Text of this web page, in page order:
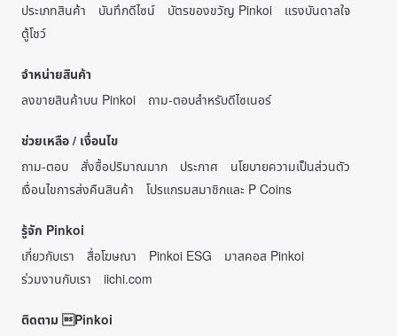
ประเภทสินค้า
บันทึกดีไซน์ บัตรของขวัญ Pinkoi
แรงบันดาลใจ
ตู้โชว์
จำหน่ายสินค้า
ลงขายสินค้าบน Pinkoi
ถาม-ตอบสำหรับดีไซเนอร์
ช่วยเหลือ / เงื่อนไข
ถาม-ตอบ
สั่งซื้อปริมาณมาก ประกาศ
นโยบายความเป็นส่วนตัว
เงื่อนไขการส่งคืนสินค้า
โปรแกรมสมาชิกและ P Coins
รู้จัก Pinkoi
เกี่ยวกับเรา
สื่อโฆษณา Pinkoi ESG
มาสคอส Pinkoi
ร่วมงานกับเรา
iichi.com
ติดตาม Pinkoi